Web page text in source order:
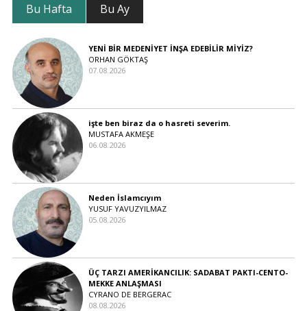
Bu Hafta Bu Ay
YENİ BİR MEDENİYET İNŞA EDEBİLİR MİYİZ?
ORHAN GÖKTAŞ
07.08.2026
işte ben biraz da o hasreti severim.
MUSTAFA AKMEŞE
06.08.2026
Neden İslamcıyım
YUSUF YAVUZYILMAZ
05.08.2026
ÜÇ TARZI AMERİKANCILIK: SADABAT PAKTI-CENTO-
MEKKE ANLAŞMASI
CYRANO DE BERGERAC
08.08.2026